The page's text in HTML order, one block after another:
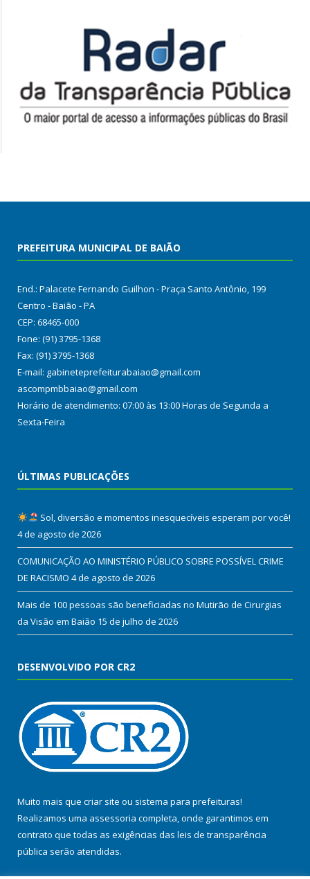
PREFEITURA MUNICIPAL DE BAIÃO
End.: Palacete Fernando Guilhon - Praça Santo Antônio, 199
Centro - Baião - PA
CEP: 68465-000
Fone: (91) 3795-1368
Fax: (91) 3795-1368
E-mail: gabineteprefeiturabaiao@gmail.com
ascompmbbaiao@gmail.com
Horário de atendimento: 07:00 às 13:00 Horas de Segunda a
Sexta-Feira
ÚLTIMAS PUBLICAÇÕES
Sol, diversão e momentos inesquecíveis esperam por você!
4 de agosto de 2026
COMUNICAÇÃO AO MINISTÉRIO PÚBLICO SOBRE POSSÍVEL CRIME
DE RACISMO 4 de agosto de 2026
Mais de 100 pessoas são beneficiadas no Mutirão de Cirurgias
da Visão em Baião 15 de julho de 2026
DESENVOLVIDO POR CR2
Muito mais que criar site ou sistema para prefeituras!
Realizamos uma assessoria completa, onde garantimos em
contrato que todas as exigências das leis de transparência
pública serão atendidas.